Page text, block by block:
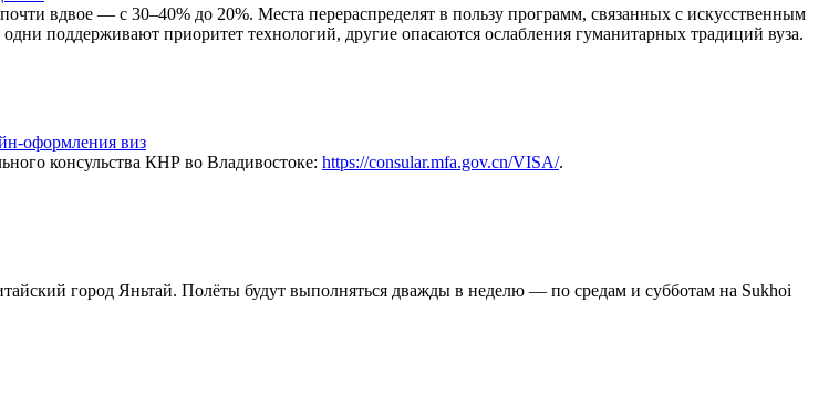
вдвое — с 30–40% до 20%. Места перераспределят в пользу программ, связанных с искусственным
поддерживают приоритет технологий, другие опасаются ослабления гуманитарных традиций вуза.
оформления виз
консульства КНР во Владивостоке: https://consular.mfa.gov.cn/VISA/.
город Яньтай. Полёты будут выполняться дважды в неделю — по средам и субботам на Sukhoi